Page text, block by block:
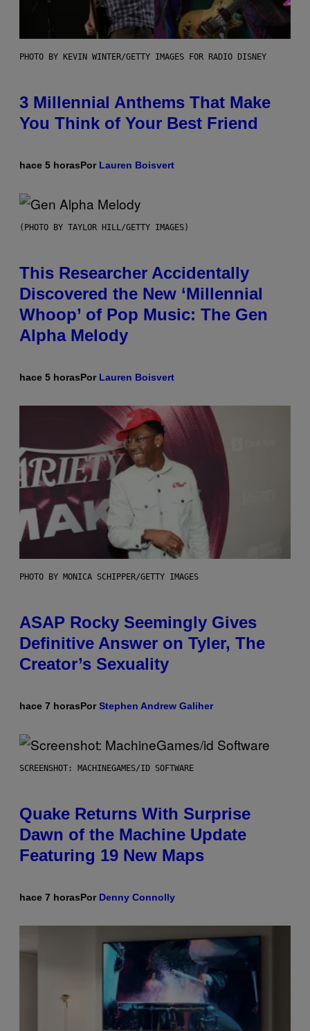
PHOTO BY KEVIN WINTER/GETTY IMAGES FOR RADIO DISNEY
3 Millennial Anthems That Make
You Think of Your Best Friend
hace 5 horasPor Lauren Boisvert
(PHOTO BY TAYLOR HILL/GETTY IMAGES)
This Researcher Accidentally
Discovered the New ‘Millennial
Whoop’ of Pop Music: The Gen
Alpha Melody
hace 5 horasPor Lauren Boisvert
PHOTO BY MONICA SCHIPPER/GETTY IMAGES
ASAP Rocky Seemingly Gives
Definitive Answer on Tyler, The
Creator’s Sexuality
hace 7 horasPorStephen Andrew Galiher
SCREENSHOT: MACHINEGAMES/ID SOFTWARE
Quake Returns With Surprise
Dawn of the Machine Update
Featuring 19 New Maps
hace 7 horasPor Denny Connolly